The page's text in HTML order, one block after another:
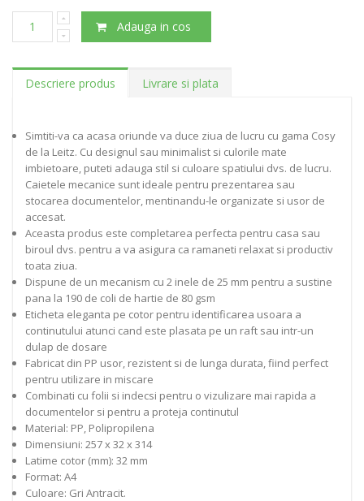
Adauga in cos
Descriere produs Livrare si plata
Simtiti-va ca acasa oriunde va duce ziua de lucru cu gama Cosy
de la Leitz. Cu designul sau minimalist si culorile mate
imbietoare, puteti adauga stil si culoare spatiului dvs. de lucru.
Caietele mecanice sunt ideale pentru prezentarea sau
stocarea documentelor, mentinandu-le organizate si usor de
accesat.
Aceasta produs este completarea perfecta pentru casa sau
biroul dvs. pentru a va asigura ca ramaneti relaxat si productiv
toata ziua.
Dispune de un mecanism cu 2 inele de 25 mm pentru a sustine
pana la 190 de coli de hartie de 80 gsm
Eticheta eleganta pe cotor pentru identificarea usoara a
continutului atunci cand este plasata pe un raft sau intr-un
dulap de dosare
Fabricat din PP usor, rezistent si de lunga durata, fiind perfect
pentru utilizare in miscare
Combinati cu folii si indecsi pentru o vizulizare mai rapida a
documentelor si pentru a proteja continutul
Material: PP, Polipropilena
Dimensiuni: 257 x 32 x 314
Latime cotor (mm): 32 mm
Format: A4
Culoare: Gri Antracit.